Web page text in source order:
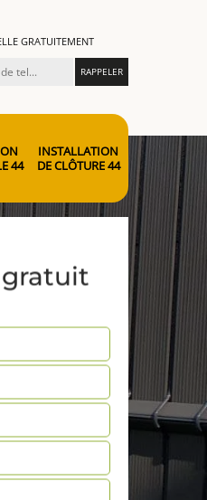
GRATUITEMENT
44
INSTALLATION
DE CLÔTURE 44
gratuit